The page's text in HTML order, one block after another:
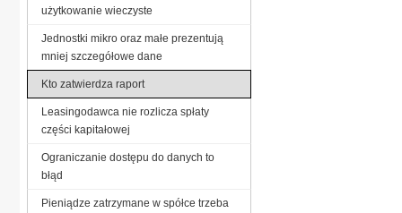
użytkowanie wieczyste
Jednostki mikro oraz małe prezentują
mniej szczegółowe dane
Kto zatwierdza raport
Leasingodawca nie rozlicza spłaty
części kapitałowej
Ograniczanie dostępu do danych to
błąd
Pieniądze zatrzymane w spółce trzeba